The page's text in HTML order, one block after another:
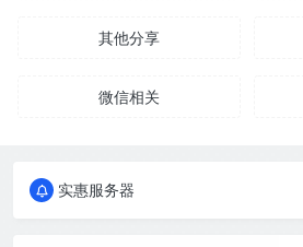
其他分享
微信相关
实惠服务器